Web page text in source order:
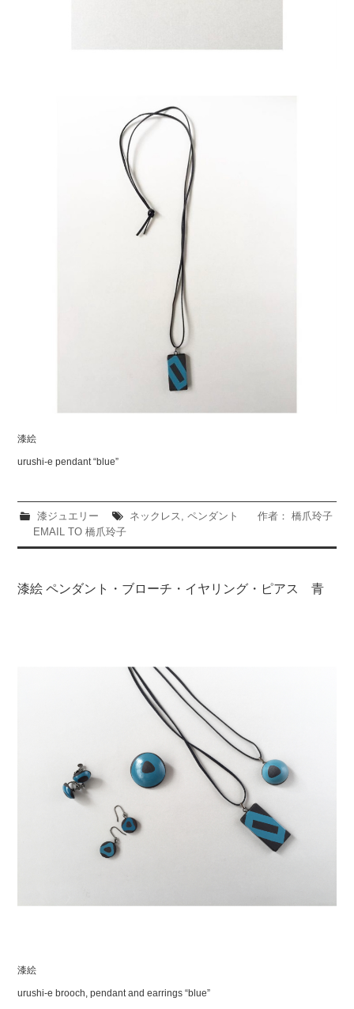
漆絵
urushi-e pendant “blue”
漆ジュエリー ネックレス ペンダント
作者： 橋爪玲子
EMAIL TO 橋爪玲子
漆絵 ペンダント・ブローチ・イヤリング・ピアス 青
漆絵
urushi-e brooch, pendant and earrings “blue”